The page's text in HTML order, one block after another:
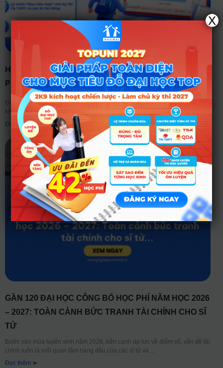
HOCMAI TẶNG MIỄN PHÍ SỔ TAY KẾ HOẠCH CHINH
PHỤC ĐẠI HỌC TOP 2027 DÀNH CHO 2K9
Đại học Top 2027 không bắt đầu từ việc học thật nhiều, mà bắt đầu từ một
kế hoạch đúng. Bước vào giai đoạn chuẩn bị cho năm học lớp
Đọc thêm ➤
GẦN 120 ĐẠI HỌC CÔNG BỐ HỌC PHÍ NĂM HỌC 2026
– 2027: TOÀN CẢNH BỨC TRANH TÀI CHÍNH CHO SĨ
TỬ
Bước vào mùa tuyển sinh năm 2026, bên cạnh áp lực về điểm số, vấn đề tài
chính luôn là mối quan tâm hàng đầu của các sĩ tử và
Đọc thêm ➤
X